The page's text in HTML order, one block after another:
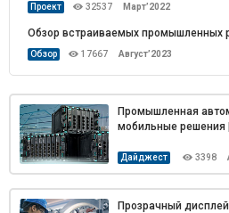
Проект 32537 Март’2022
Обзор встраиваемых промышленных
Обзор 17667 Август’2023
Дайджест 3398
Промышленная
мобильные решения
Прозрачный